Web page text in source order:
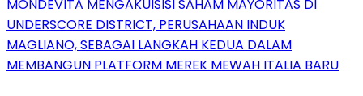
MONDEVITA MENGAKUISISI SAHAM MAYORITAS DI
UNDERSCORE DISTRICT, PERUSAHAAN INDUK
MAGLIANO, SEBAGAI LANGKAH KEDUA DALAM
MEMBANGUN PLATFORM MEREK MEWAH ITALIA BARU